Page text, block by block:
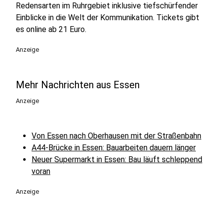
Redensarten im Ruhrgebiet inklusive tiefschürfender
Einblicke in die Welt der Kommunikation. Tickets gibt
es online ab 21 Euro.
Anzeige
Mehr Nachrichten aus Essen
Anzeige
Von Essen nach Oberhausen mit der Straßenbahn
A44-Brücke in Essen: Bauarbeiten dauern länger
Neuer Supermarkt in Essen: Bau läuft schleppend
voran
Anzeige